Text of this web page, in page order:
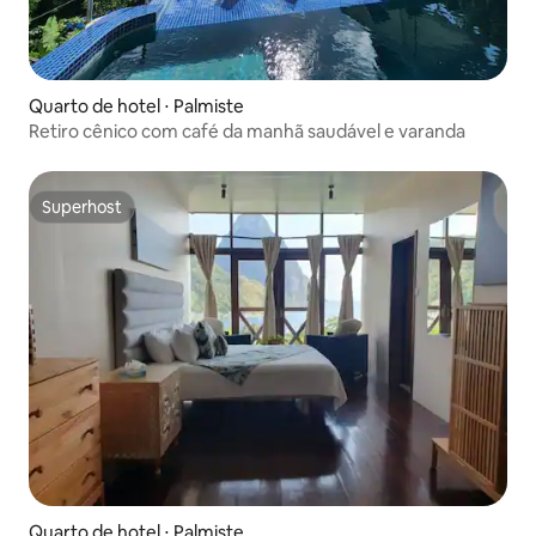
Quarto de hotel ⋅ Palmiste
Retiro cênico com café da manhã saudável e varanda
Superhost
Superhost